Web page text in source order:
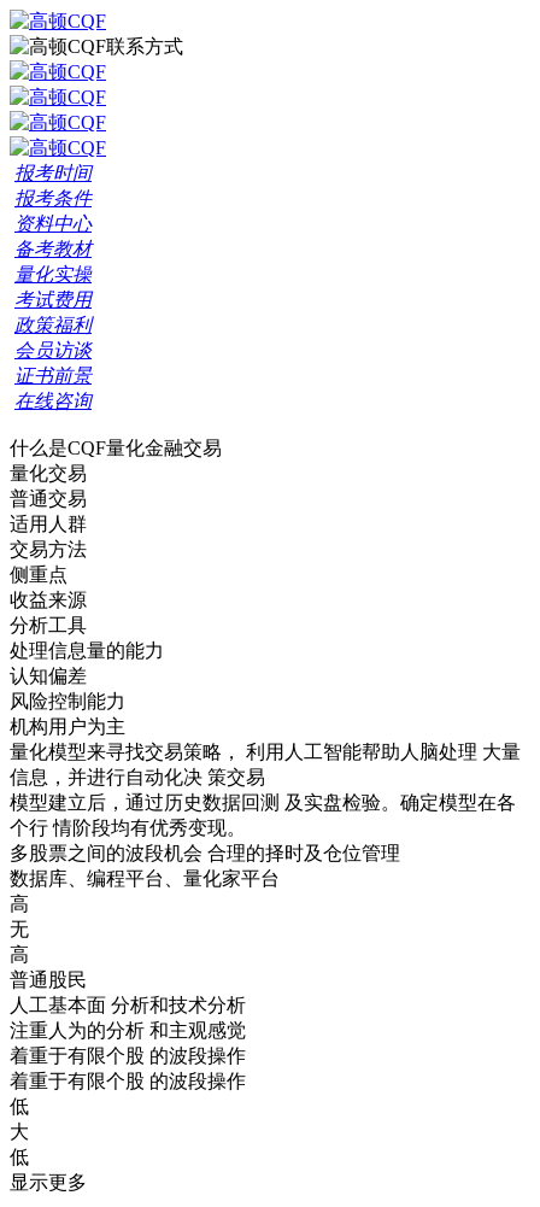
报考时间
报考条件
资料中心
备考教材
量化实操
考试费用
政策福利
会员访谈
证书前景
在线咨询
什么是CQF量化金融交易
量化交易
普通交易
适用人群
交易方法
侧重点
收益来源
分析工具
处理信息量的能力
认知偏差
风险控制能力
机构用户为主
量化模型来寻找交易策略， 利用人工智能帮助人脑处理 大量
信息，并进行自动化决 策交易
模型建立后，通过历史数据回测 及实盘检验。确定模型在各
个行 情阶段均有优秀变现。
多股票之间的波段机会 合理的择时及仓位管理
数据库、编程平台、量化家平台
高
无
高
普通股民
人工基本面 分析和技术分析
注重人为的分析 和主观感觉
着重于有限个股 的波段操作
着重于有限个股 的波段操作
低
大
低
显示更多